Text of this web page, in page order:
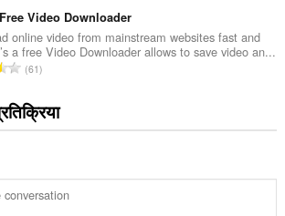
ख्या
:
ग
की
कु
ल
ख्या
:
Video Downloader
online video from mainstream websites fast and
a free Video Downloader allows to save video an...
रे
ग
की
सं
ख्या
61